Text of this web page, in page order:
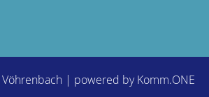
| powered byKomm.ONE